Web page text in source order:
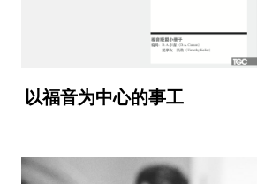
以福音为中心的事工